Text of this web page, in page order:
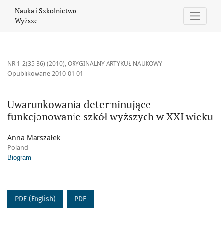
Nauka i Szkolnictwo
Wyższe
NR 1-2(35-36) (2010),ORYGINALNY ARTYKUŁ NAUKOWY
Uwarunkowania determinujące
funkcjonowanie szkół wyższych w XXI wieku
Opublikowane 2010-01-01
Anna Marszałek
Poland
Biogram
PDF (English) PDF